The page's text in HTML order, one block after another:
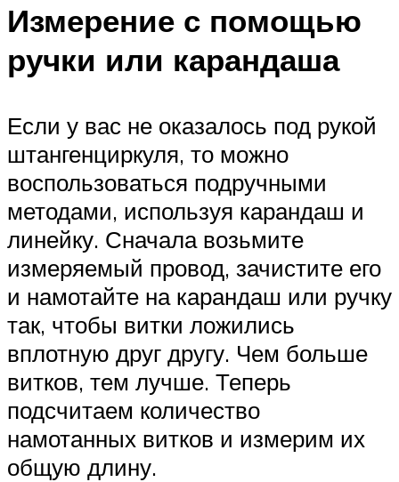
Измерение с помощью
ручки или карандаша
Если у вас не оказалось под рукой
штангенциркуля, то можно
воспользоваться подручными
методами, используя карандаш и
линейку. Сначала возьмите
измеряемый провод, зачистите его
и намотайте на карандаш или ручку
так, чтобы витки ложились
вплотную друг другу. Чем больше
витков, тем лучше. Теперь
подсчитаем количество
намотанных витков и измерим их
общую длину.